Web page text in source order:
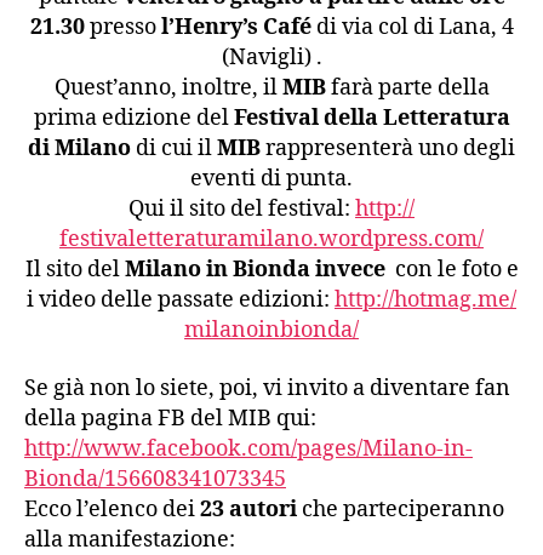
21.30pressol’Henry’s Café di via col di Lana, 4
(Navigli) .
Quest’anno, inoltre, ilMIBfarà parte della
prima edizione delFestival della Letteratura
di Milano di cui ilMIBrappresenterà uno degli
eventi di punta.
Qui il sito del festival: http://
festivaletteraturamilano.wordpress.com/
Il sito delMilano in Bionda invece con le foto e
i video delle passate edizioni: http://hotmag.me/
milanoinbionda/
Se già non lo siete, poi, vi invito a diventare fan
della pagina FB del MIB qui:
http://www.facebook.com/pages/Milano-in-
Bionda/156608341073345
Ecco l’elenco dei23 autori che parteciperanno
alla manifestazione: